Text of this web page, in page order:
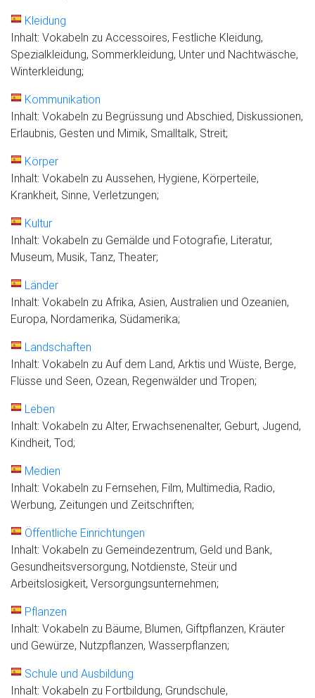
Kleidung
Inhalt: Vokabeln zu Accessoires, Festliche Kleidung,
Spezialkleidung, Sommerkleidung, Unter und Nachtwäsche,
Winterkleidung;
Kommunikation
Inhalt: Vokabeln zu Begrüssung und Abschied, Diskussionen,
Erlaubnis, Gesten und Mimik, Smalltalk, Streit;
Körper
Inhalt: Vokabeln zu Aussehen, Hygiene, Körperteile,
Krankheit, Sinne, Verletzungen;
Kultur
Inhalt: Vokabeln zu Gemälde und Fotografie, Literatur,
Museum, Musik, Tanz, Theater;
Länder
Inhalt: Vokabeln zu Afrika, Asien, Australien und Ozeanien,
Europa, Nordamerika, Südamerika;
Landschaften
Inhalt: Vokabeln zu Auf dem Land, Arktis und Wüste, Berge,
Flüsse und Seen, Ozean, Regenwälder und Tropen;
Leben
Inhalt: Vokabeln zu Alter, Erwachsenenalter, Geburt, Jugend,
Kindheit, Tod;
Medien
Inhalt: Vokabeln zu Fernsehen, Film, Multimedia, Radio,
Werbung, Zeitungen und Zeitschriften;
Öffentliche Einrichtungen
Inhalt: Vokabeln zu Gemeindezentrum, Geld und Bank,
Gesundheitsversorgung, Notdienste, Steür und
Arbeitslosigkeit, Versorgungsunternehmen;
Pflanzen
Inhalt: Vokabeln zu Bäume, Blumen, Giftpflanzen, Kräuter
und Gewürze, Nutzpflanzen, Wasserpflanzen;
Schule und Ausbildung
Inhalt: Vokabeln zu Fortbildung, Grundschule,